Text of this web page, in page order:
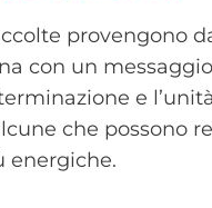
provengono
con un
e
che possono
energiche.